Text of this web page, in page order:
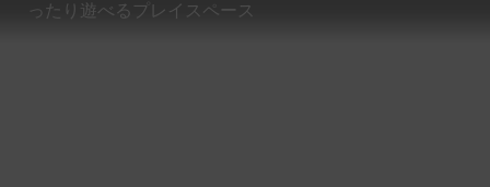
ったり遊べるプレイスペース